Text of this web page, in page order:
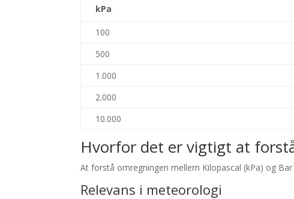
kPa
100
500
1.000
2.000
10.000
Hvorfor det er vigtigt at
At forstå omregningen mellem Kilopascal (kPa) og
Relevans i meteorologi